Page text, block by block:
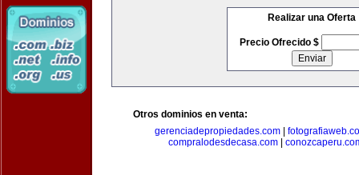
Realizar una Oferta
Precio Ofrecido $
Otros dominios en venta:
gerenciadepropiedades.com|
compralodesdecasa.com